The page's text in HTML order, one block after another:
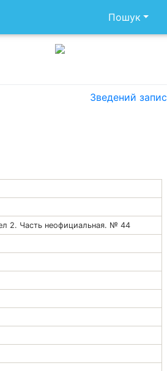
Пошук
Зведений запис
2. Часть неофициальная. № 44